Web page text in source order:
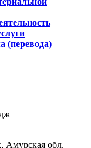
(перевода)
Амурская обл.